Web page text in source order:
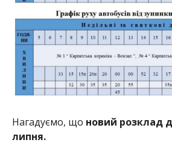
Нагадуємо, що новий розклад
липня.